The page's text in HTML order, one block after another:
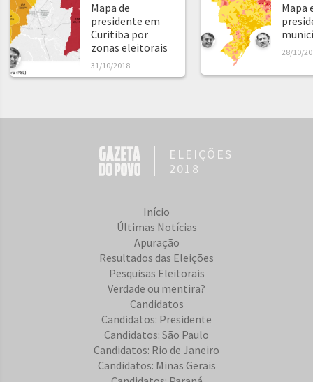
Mapa de
presidente em
Curitiba por
zonas eleitorais
31/10/2018
Mapa
28/10/
ELEIÇÕES
2018
Início
Últimas Notícias
Apuração
Resultados das Eleições
Pesquisas Eleitorais
Verdade ou mentira?
Candidatos
Candidatos: Presidente
Candidatos: São Paulo
Candidatos: Rio de Janeiro
Candidatos: Minas Gerais